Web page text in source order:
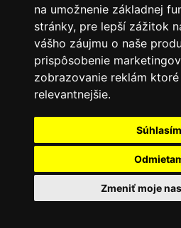
na umožnenie základnej
stránky, pre lepší zážitok
vášho záujmu o naše
prispôsobenie
zobrazovanie reklám
relevantnejšie.
Súhlasím
Zmeniť moje